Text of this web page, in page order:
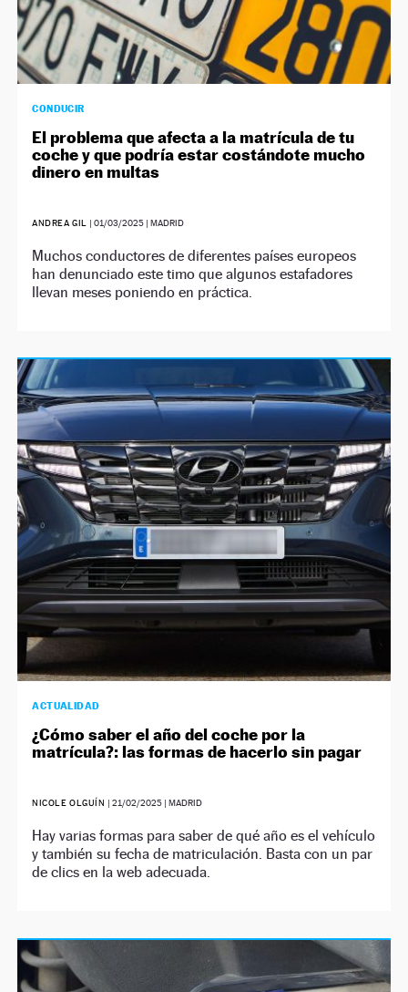
CONDUCIR
El problema que afecta a la matrícula de tu
coche y que podría estar costándote mucho
dinero en multas
ANDREA GIL | 01/03/2025| MADRID
Muchos conductores de diferentes países europeos
han denunciado este timo que algunos estafadores
llevan meses poniendo en práctica.
ACTUALIDAD
¿Cómo saber el año del coche por la
matrícula?: las formas de hacerlo sin pagar
NICOLE OLGUÍN | 21/02/2025| MADRID
Hay varias formas para saber de qué año es el vehículo
y también su fecha de matriculación. Basta con un par
de clics en la web adecuada.